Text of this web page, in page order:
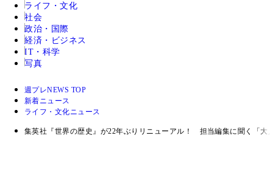
ライフ・文化
社会
政治・国際
経済・ビジネス
IT・科学
写真
週プレNEWS TOP
新着ニュース
ライフ・文化ニュース
集英社『世界の歴史』が22年ぶりリニューアル！ 担当編集に聞く「大